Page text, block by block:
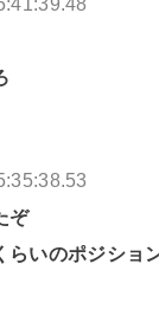
ぞ
らいのポジショ